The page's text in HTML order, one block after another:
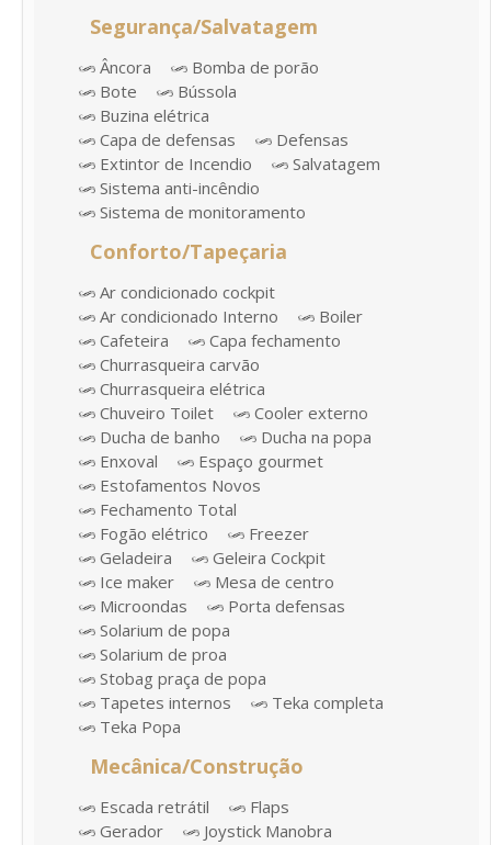
Segurança/Salvatagem
Âncora
Bomba de porão
Bote
Bússola
Buzina elétrica
Capa de defensas
Defensas
Extintor de Incendio
Salvatagem
Sistema anti-incêndio
Sistema de monitoramento
Conforto/Tapeçaria
Ar condicionado cockpit
Ar condicionado Interno
Boiler
Cafeteira
Capa fechamento
Churrasqueira carvão
Churrasqueira elétrica
Chuveiro Toilet
Cooler externo
Ducha de banho
Ducha na popa
Enxoval
Espaço gourmet
Estofamentos Novos
Fechamento Total
Fogão elétrico
Freezer
Geladeira
Geleira Cockpit
Ice maker
Mesa de centro
Microondas
Porta defensas
Solarium de popa
Solarium de proa
Stobag praça de popa
Tapetes internos
Teka completa
Teka Popa
Mecânica/Construção
Escada retrátil
Flaps
Gerador
Joystick Manobra